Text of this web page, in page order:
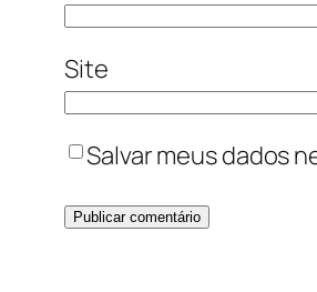
Site
Salvar meus dados